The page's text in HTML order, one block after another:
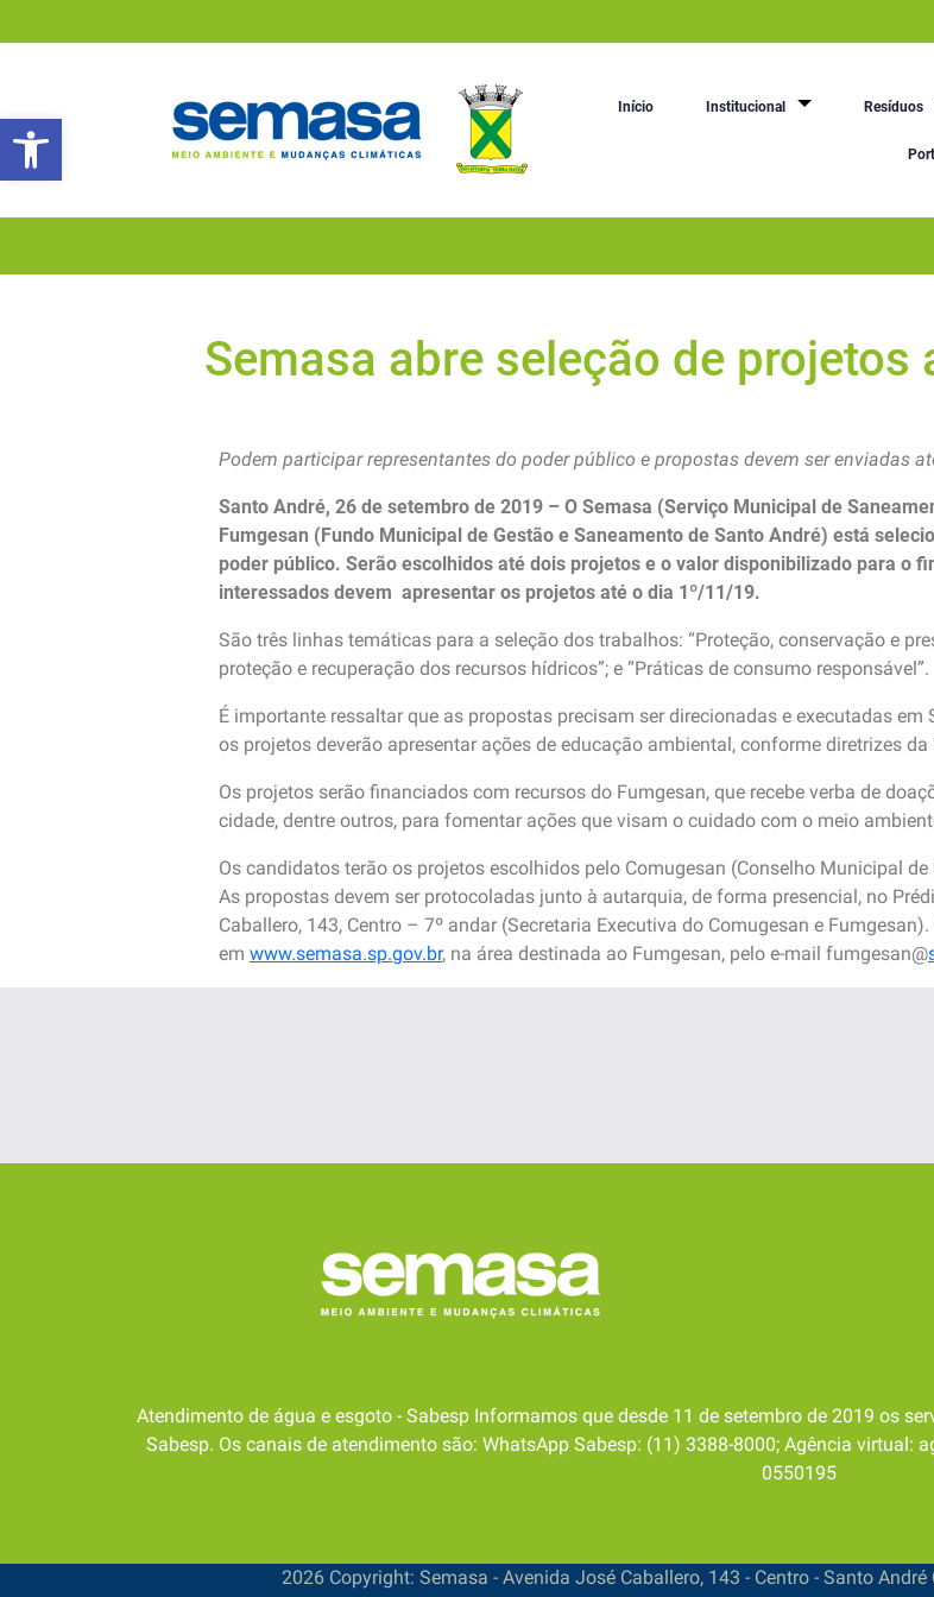
Abrir a barra de ferramentas
Início Institucional Resíduos
Semasa abre seleção de projetos
Podem participar representantes do poder público e propostas devem ser enviadas
Santo André, 26 de setembro de 2019 – O Semasa (Serviço Municipal de
Fumgesan (Fundo Municipal de Gestão e Saneamento de Santo André) está
poder público. Serão escolhidos até dois projetos e o valor disponibilizado para o
interessados devem apresentar os projetos até o dia 1º/11/19.
São três linhas temáticas para a seleção dos trabalhos: “Proteção, conservação e
proteção e recuperação dos recursos hídricos”; e “Práticas de consumo responsável”.
É importante ressaltar que as propostas precisam ser direcionadas e executadas
os projetos deverão apresentar ações de educação ambiental, conforme diretrizes
Os projetos serão financiados com recursos do Fumgesan, que recebe verba de
cidade, dentre outros, para fomentar ações que visam o cuidado com o meio
Os candidatos terão os projetos escolhidos pelo Comugesan (Conselho Municipal
As propostas devem ser protocoladas junto à autarquia, de forma presencial, no
Caballero, 143, Centro – 7º andar (Secretaria Executiva do Comugesan e
em www.semasa.sp.gov.br, na área destinada ao Fumgesan, pelo e-mail fumgesan@
Atendimento de água e esgoto - Sabesp Informamos que desde 11 de setembro de 2019 os
Sabesp. Os canais de atendimento são: WhatsApp Sabesp: (11) 3388-8000; Agência virtual:
0550195
2026 Copyright: Semasa - Avenida José Caballero, 143 - Centro - Santo